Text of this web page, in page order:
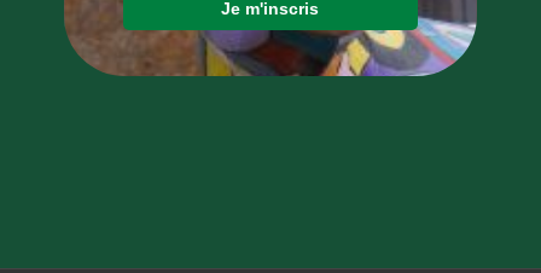
Je m'inscris